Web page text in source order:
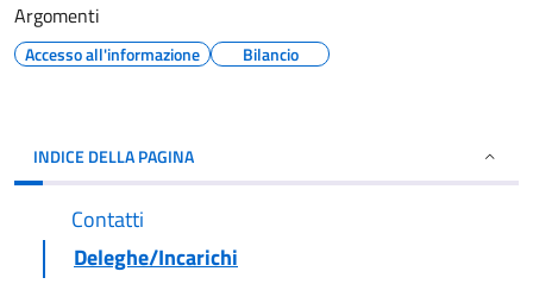
Argomenti
Accesso all'informazione Bilancio
INDICE DELLA PAGINA
Contatti
Deleghe/Incarichi